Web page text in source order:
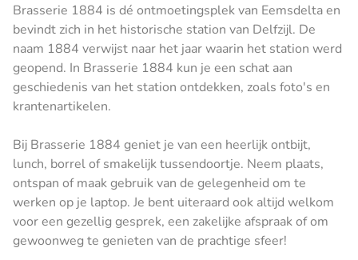
Brasserie 1884 is dé ontmoetingsplek van Eemsdelta en
bevindt zich in het historische station van Delfzijl. De
naam 1884 verwijst naar het jaar waarin het station werd
geopend. In Brasserie 1884 kun je een schat aan
geschiedenis van het station ontdekken, zoals foto's en
krantenartikelen.
Bij Brasserie 1884 geniet je van een heerlijk ontbijt,
lunch, borrel of smakelijk tussendoortje. Neem plaats,
ontspan of maak gebruik van de gelegenheid om te
werken op je laptop. Je bent uiteraard ook altijd welkom
voor een gezellig gesprek, een zakelijke afspraak of om
gewoonweg te genieten van de prachtige sfeer!